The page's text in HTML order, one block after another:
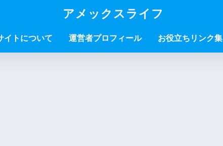
アメックスライフ
イトについて 運営者プロフィール お役立ちリンク集